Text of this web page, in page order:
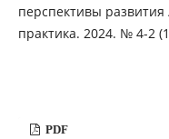
перспективы
практика. 2024. № 4-2
PDF